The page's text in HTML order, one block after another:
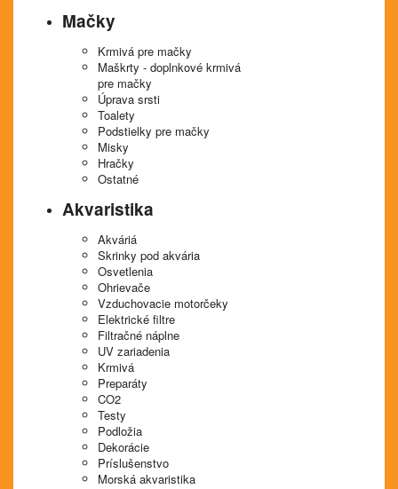
Mačky
Krmivá pre mačky
Maškrty - doplnkové krmivá
pre mačky
Úprava srsti
Toalety
Podstielky pre mačky
Misky
Hračky
Ostatné
Akvaristika
Akváriá
Skrinky pod akvária
Osvetlenia
Ohrievače
Vzduchovacie motorčeky
Elektrické filtre
Filtračné náplne
UV zariadenia
Krmivá
Preparáty
CO2
Testy
Podložia
Dekorácie
Príslušenstvo
Morská akvaristika